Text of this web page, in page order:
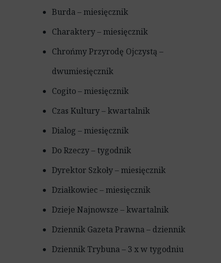
Burda – miesięcznik
Charaktery – miesięcznik
Chrońmy Przyrodę Ojczystą –
dwumiesięcznik
Cogito – miesięcznik
Czas Kultury – kwartalnik
Dialog – miesięcznik
Do Rzeczy – tygodnik
Dyrektor Szkoły – miesięcznik
Działkowiec – miesięcznik
Dzieje Najnowsze – kwartalnik
Dziennik Gazeta Prawna – dziennik
Dziennik Trybuna – 3 x w tygodniu